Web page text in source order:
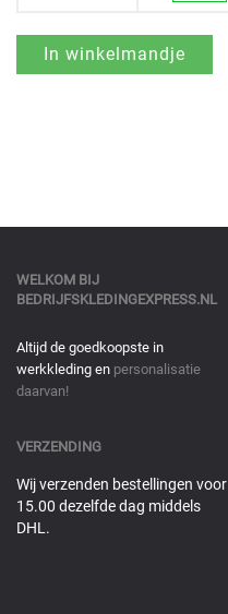
WELKOM BIJ
BEDRIJFSKLEDINGEXPRESS.NL
Altijd de goedkoopste in
werkkleding en personalisatie
daarvan!
VERZENDING
Wij verzenden bestellingen voor
15.00 dezelfde dag middels
DHL.